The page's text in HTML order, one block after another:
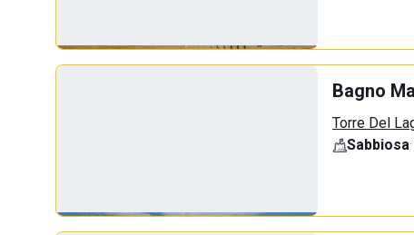
Bagno
Torre Del
Sabbiosa·